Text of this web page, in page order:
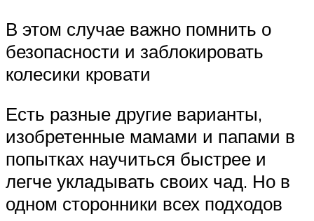
В этом случае важно помнить о
безопасности и заблокировать
колесики кровати
Есть разные другие варианты,
изобретенные мамами и папами в
попытках научиться быстрее и
легче укладывать своих чад. Но в
одном сторонники всех подходов